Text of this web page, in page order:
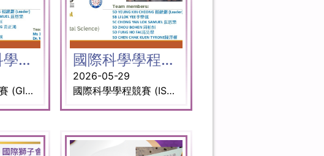
全球生命科學競賽 (GloCoLis)
全球生命科學競賽 (GloCoLis) 是由印尼青年科學家協會 (IYSA) 發起的國際平台，旨在支持學生在生命科學領域進行研究和創新。鑑於生命科學計畫在 IYSA 各項競賽中備受關注且佔據主導地位，GloCoLis 鼓勵青年科學家培養科學素養、創造力和全球競爭力。生命科學探索生物及其環境，幫助我們了解自身內部和周圍的世界，以及科學如何改善生活。 獎項： 金獎（中學組生物技術） 參賽同學： 5D 楊鍵鏘 (隊長) 5C 莊恩樂 5C 張望 5D 周柏恒 5D 黃正鴻 6A 邵顥越 指導老師 : 葉婉如老師 王子揚博士
國際科學學程競賽 (ISPC)
2026-05-29
國際科學學程競賽 (ISPC) 為來自世界各地的創新者、研究人員和青年思想家，以及各領域的教育工作者、教授和研究人員提供了一個展現才華的舞台。您可以探索社會科學、創新科學、環境科學和工程等類別，以及專為大眾打造的教育和課堂行動研究等專題板塊。展示您的創意，贏得認可，並為科學的未來貢獻力量。 獎項： 金獎（中學組 環境科學） 參賽同學： 5D 楊鍵鏘 (隊長) 5B 李樂儀 5C 莊恩樂 5D 周柏恒 5D 馮昊翬 5D 陳澤權 指導老師 : 葉婉如老師 王子揚博士